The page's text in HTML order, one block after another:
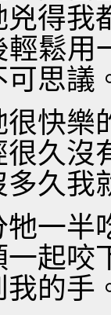
得我
輕鬆用
可思議
快樂
久沒
久我
一半
起咬
我的手